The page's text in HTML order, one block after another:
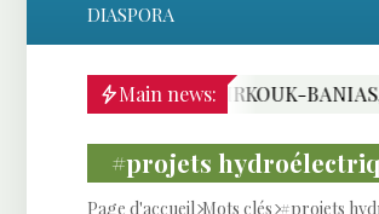
DIASPORA
Main news:
RIVAL KIRKOUK-BANIAS, EN SYRIE
#projets
Page d'accueil Mots clés #projets